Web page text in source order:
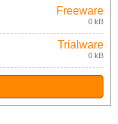
Freeware
0 kB
Trialware
0 kB